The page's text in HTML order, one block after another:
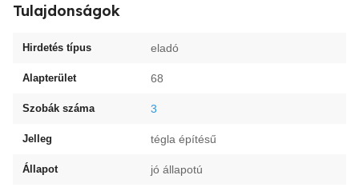
Tulajdonságok
Hirdetés típus eladó
Alapterület 68
Szobák száma 3
Jelleg tégla építésű
Állapot jó állapotú